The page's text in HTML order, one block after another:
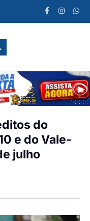
do
e do Vale-
julho